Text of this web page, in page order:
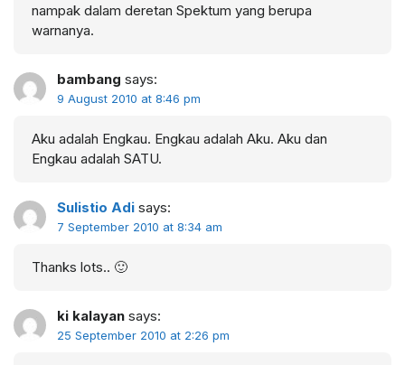
nampak dalam deretan Spektum yang berupa
warnanya.
bambang says:
9 August 2010 at 8:46 pm
Aku adalah Engkau. Engkau adalah Aku. Aku dan
Engkau adalah SATU.
Sulistio Adi says:
7 September 2010 at 8:34 am
Thanks lots.. 🙂
ki kalayan says:
25 September 2010 at 2:26 pm